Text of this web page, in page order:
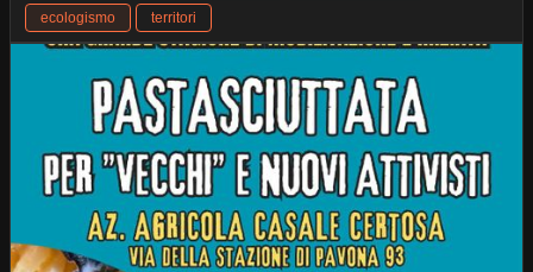
ecologismo
territori